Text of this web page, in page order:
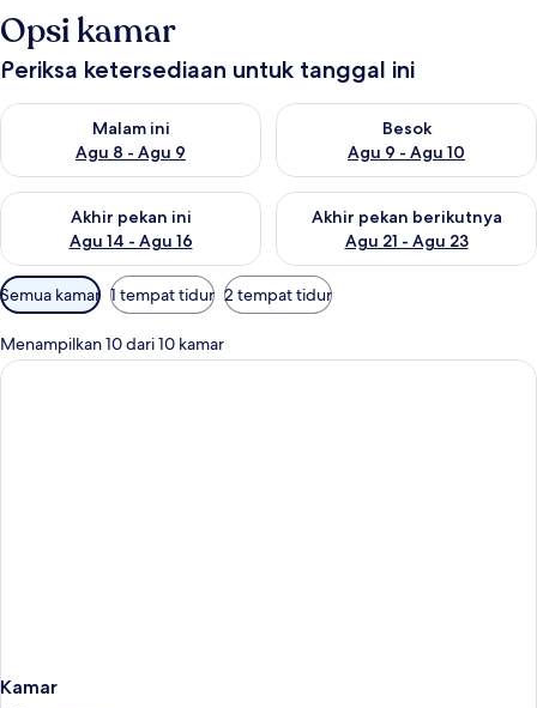
Opsi kamar
Periksa ketersediaan untuk tanggal ini
Malam ini
Agu 8 - Agu 9
Periksa ketersediaan untuk malam ini Agu 8 - Agu 9
Besok
Agu 9 - Agu 10
Periksa ketersediaan untuk
Akhir pekan ini
Agu 14 - Agu 16
Periksa ketersediaan untuk akhir pekan ini Agu 14 - Agu 16
Akhir pekan berikutnya
Agu 21 - Agu 23
Periksa ketersediaan untuk
Filter
tersedia
untuk
kamar
Semua kamar 1 tempat tidur 2 tempat tidur
Menampilkan 10 dari 10 kamar
Kamar